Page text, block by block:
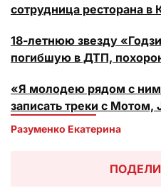
сотрудница ресторана в
18-летнюю звезду
погибшую в ДТП,
«Я молодею рядом с
записать треки с Мотом,
Разуменко Екатерина